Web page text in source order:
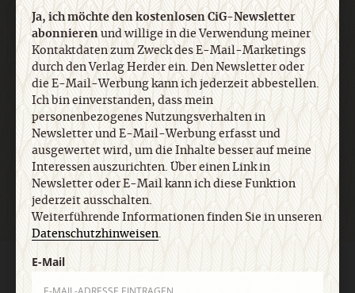
Datenschutzhinweisen .
E-Mail
Jetzt anmelden
AGB und Widerrufsbelehrung Datenschutz
Barrierefreiheit
Impressum
Ja, ich möchte den kostenlosen CiG-Newsletter
abonnierenund willige in die Verwendung meiner
Kontaktdaten zum Zweck des E-Mail-Marketings
durch den Verlag Herder ein. Den Newsletter oder
die E-Mail-Werbung kann ich jederzeit abbestellen.
Ich bin einverstanden, dass mein
personenbezogenes Nutzungsverhalten in
Newsletter und E-Mail-Werbung erfasst und
ausgewertet wird, um die Inhalte besser auf meine
Interessen auszurichten. Über einen Link in
Newsletter oder E-Mail kann ich diese Funktion
jederzeit ausschalten.
Weiterführende Informationen finden Sie in unseren
Datenschutzhinweisen.
E-Mail